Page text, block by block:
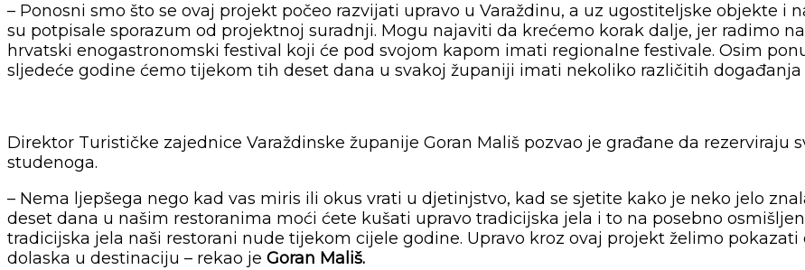
– Ponosni smo što se ovaj projekt počeo razvijati upravo u Varaždinu, a uz ugostiteljske objekte i
su potpisale sporazum od projektnoj suradnji. Mogu najaviti da krećemo korak dalje, jer radimo
hrvatski enogastronomski festival koji će pod svojom kapom imati regionalne festivale. Osim
sljedeće godine ćemo tijekom tih deset dana u svakoj županiji imati nekoliko različitih događanja
Direktor Turističke zajednice Varaždinske županije Goran Mališ pozvao je građane da rezerviraju
studenoga.
– Nema ljepšega nego kad vas miris ili okus vrati u djetinjstvo, kad se sjetite kako je neko jelo
deset dana u našim restoranima moći ćete kušati upravo tradicijska jela i to na posebno
tradicijska jela naši restorani nude tijekom cijele godine. Upravo kroz ovaj projekt želimo
dolaska u destinaciju – rekao je Goran Mališ.